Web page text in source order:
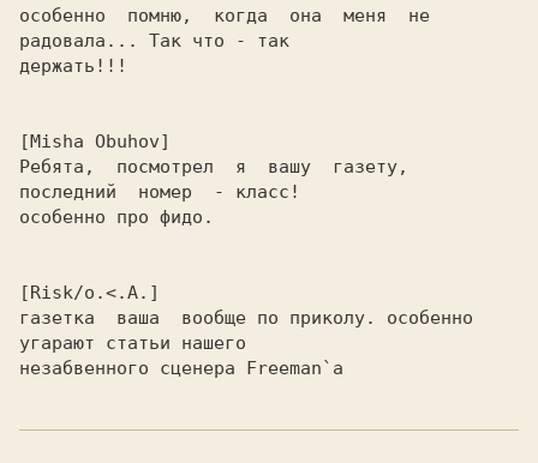
особенно  помню,  когда  она  меня  не
радовала... Так что - так
держать!!!
Ребята,  посмотрел  я  вашу  газету,
последний  номер  - класс!
особенно про фидо.
газетка  ваша  вообще по приколу. особенно
угарают статьи нашего
незабвенного сценера Freeman`а